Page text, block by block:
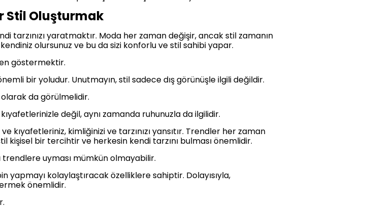
Stil Oluşturmak
tarzınızı yaratmaktır. Moda her zaman değişir, ancak stil zamanın
olursunuz ve bu da sizi konforlu ve stil sahibi yapar.
göstermektir.
bir yoludur. Unutmayın, stil sadece dış görünüşle ilgili değildir.
olarak da görülmelidir.
değil, aynı zamanda ruhunuzla da ilgilidir.
kıyafetleriniz, kimliğinizi ve tarzınızı yansıtır. Trendler her zaman
bir tercihtir ve herkesin kendi tarzını bulması önemlidir.
uyması mümkün olmayabilir.
kolaylaştıracak özelliklere sahiptir. Dolayısıyla,
önemlidir.